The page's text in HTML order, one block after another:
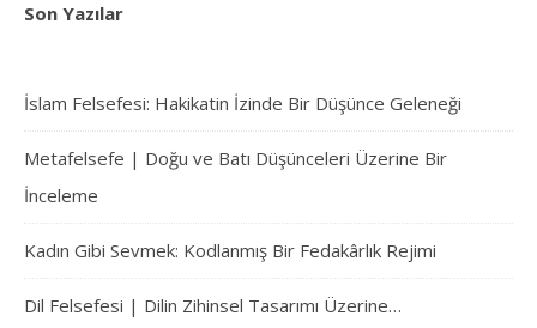
Son Yazılar
İslam Felsefesi: Hakikatin İzinde Bir Düşünce Geleneği
Metafelsefe | Doğu ve Batı Düşünceleri Üzerine Bir
İnceleme
Kadın Gibi Sevmek: Kodlanmış Bir Fedakârlık Rejimi
Dil Felsefesi | Dilin Zihinsel Tasarımı Üzerine…